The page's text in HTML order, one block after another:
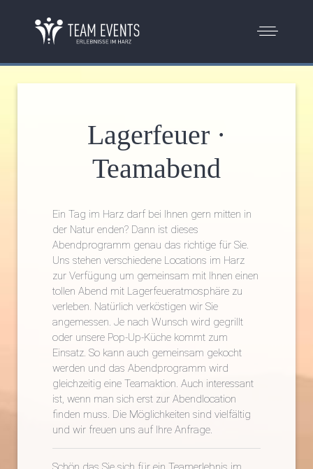
Lagerfeuer ·
Teamabend
Ein Tag im Harz darf bei Ihnen gern mitten in
der Natur enden? Dann ist dieses
Abendprogramm genau das richtige für Sie.
Uns stehen verschiedene Locations im Harz
zur Verfügung um gemeinsam mit Ihnen einen
tollen Abend mit Lagerfeueratmosphäre zu
verleben. Natürlich verköstigen wir Sie
angemessen. Je nach Wunsch wird gegrillt
oder unsere Pop-Up-Küche kommt zum
Einsatz. So kann auch gemeinsam gekocht
werden und das Abendprogramm wird
gleichzeitig eine Teamaktion. Auch interessant
ist, wenn man sich erst zur Abendlocation
finden muss. Die Möglichkeiten sind vielfältig
und wir freuen uns auf Ihre Anfrage.